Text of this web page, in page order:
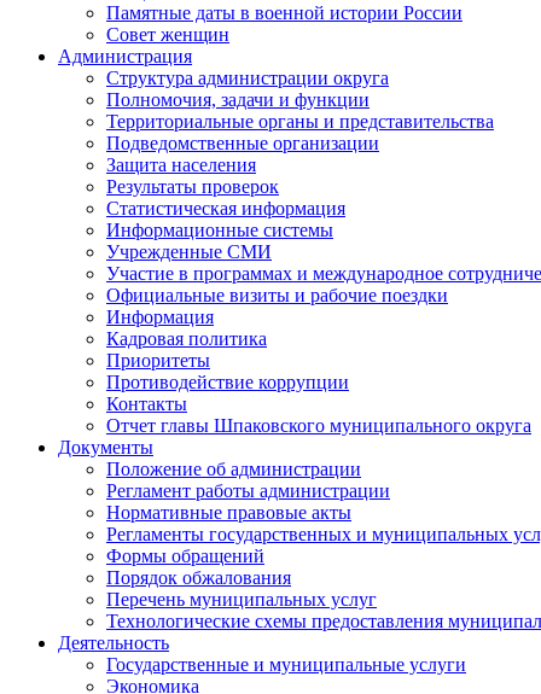
Памятные даты в военной истории России
Совет женщин
Администрация
Структура администрации округа
Полномочия, задачи и функции
Территориальные органы и представительства
Подведомственные организации
Защита населения
Результаты проверок
Статистическая информация
Информационные системы
Учрежденные СМИ
Участие в программах и международное
Официальные визиты и рабочие поездки
Информация
Кадровая политика
Приоритеты
Противодействие коррупции
Контакты
Отчет главы Шпаковского муниципального округа
Документы
Положение об администрации
Регламент работы администрации
Нормативные правовые акты
Регламенты государственных и муниципальных
Формы обращений
Порядок обжалования
Перечень муниципальных услуг
Технологические схемы предоставления
Деятельность
Государственные и муниципальные услуги
Экономика